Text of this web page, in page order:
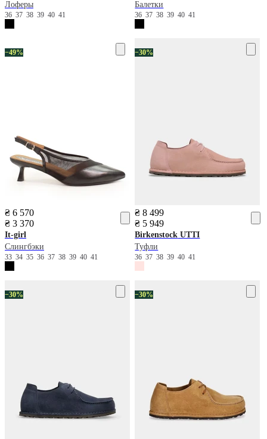
Лоферы
36 37 38 39 40 41
Балетки
363738394041
−49%
₴ 6 570
₴ 3 370
It-girl
Слингбэки
33 34 35 36 37 38 39 40 41
−30%
₴ 8 499
₴ 5 949
Birkenstock UTTI
Туфли
363738394041
−30% −30%